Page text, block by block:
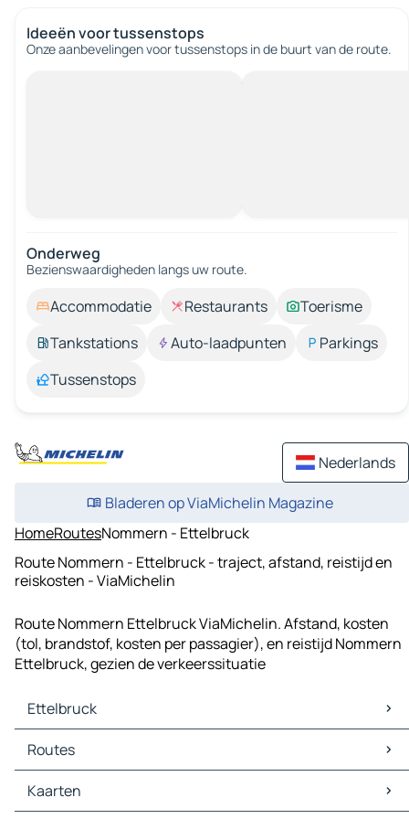
Ideeën voor tussenstops
Onze aanbevelingen voor tussenstops in de buurt van de route.
Onderweg
Bezienswaardigheden langs uw route.
Accommodatie Restaurants
Toerisme
Tankstations
Auto-laadpunten
Parkings
Tussenstops
Nederlands
Bladeren op ViaMichelin Magazine
HomeRoutesNommern - Ettelbruck
Route Nommern - Ettelbruck - traject, afstand, reistijd en
reiskosten - ViaMichelin
Route Nommern Ettelbruck ViaMichelin. Afstand, kosten
(tol, brandstof, kosten per passagier), en reistijd Nommern
Ettelbruck, gezien de verkeerssituatie
Ettelbruck
Ettelbruck Kaarten
Ettelbruck Verkeer
Ettelbruck Hotels
Ettelbruck Restaurants
Routes
Routes Ettelbruck - Diekirch
Routes Ettelbruck - Mersch
Kaarten